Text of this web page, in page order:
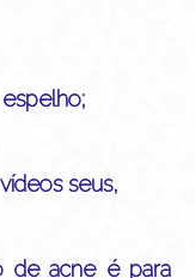
seus,
de acne é para